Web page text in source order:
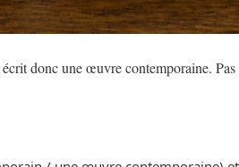
donc une œuvre contemporaine. Pas